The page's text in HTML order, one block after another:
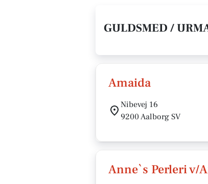
GULDSMED /
Amaida
Nibevej 16
9200 Aalborg SV
Anne`s Perleri v/